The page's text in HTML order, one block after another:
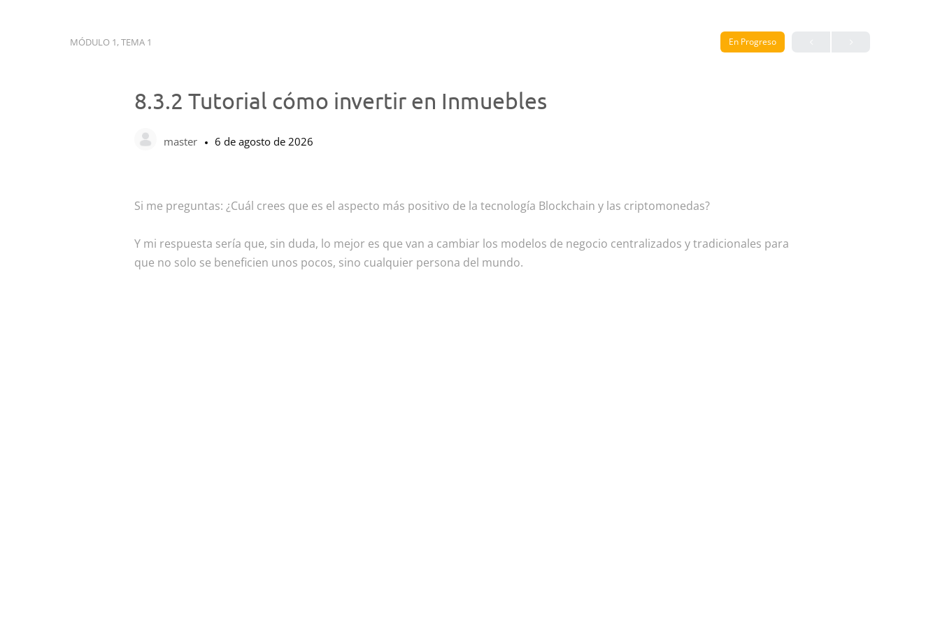
MÓDULO 1, TEMA 1 En Progreso
8.3.2 Tutorial cómo invertir en Inmuebles
master 6 de agosto de 2026
Si me preguntas: ¿Cuál crees que es el aspecto más positivo de la tecnología Blockchain y las criptomonedas?
Y mi respuesta sería que, sin duda, lo mejor es que van a cambiar los modelos de negocio centralizados y tradicionales para
que no solo se beneficien unos pocos, sino cualquier persona del mundo.